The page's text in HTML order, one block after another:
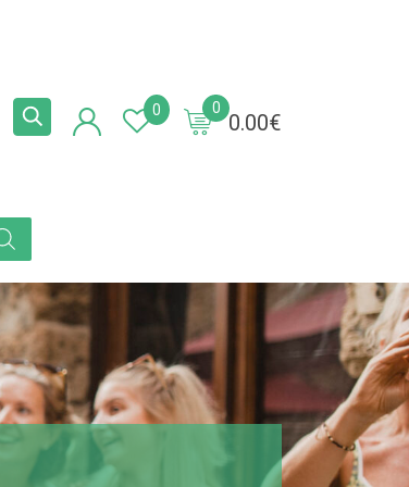
0.00€
0
0